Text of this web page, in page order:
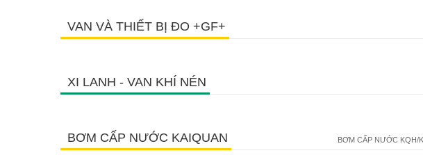
VAN VÀ THIẾT BỊ ĐO +GF+
XI LANH - VAN KHÍ NÉN
BƠM CẤP NƯỚC KAIQUAN BƠM CẤP NƯỚC KQH/